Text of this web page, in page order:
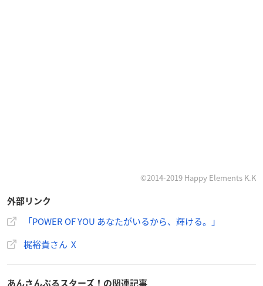
©︎2014-2019 Happy Elements K.K
外部リンク
「POWER OF YOU あなたがいるから、輝ける。」
梶裕貴さん X
あんさんぶるスターズ！の関連記事